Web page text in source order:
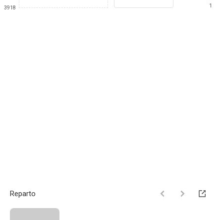
3918
1
Reparto